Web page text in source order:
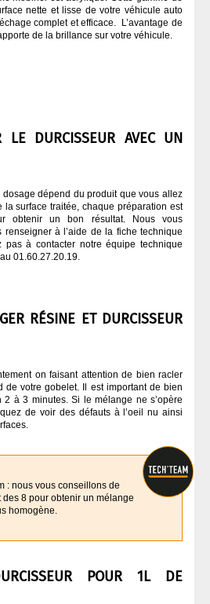
nette et lisse de votre véhicule auto
complet et efficace. L’avantage de
de la brillance sur votre véhicule.
LE DURCISSEUR AVEC UN
dépend du produit que vous allez
la surface traitée, chaque préparation est
obtenir un bon résultat. Nous vous
à l’aide de la fiche technique
pas à contacter notre équipe technique
01.60.27.20.19.
RÉSINE ET DURCISSEUR
on faisant attention de bien racler
de votre gobelet. Il est important de bien
à 3 minutes. Si le mélange ne s’opère
de voir des défauts à l’oeil nu ainsi
: nous vous conseillons de
8 pour obtenir un mélange
homogène.
POUR 1L DE